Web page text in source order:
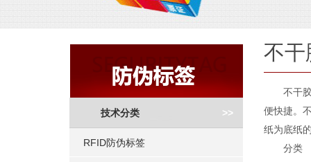
技术分类 >>
RFID防伪标签
不干
不干胶
便快捷。
纸为底纸
分类